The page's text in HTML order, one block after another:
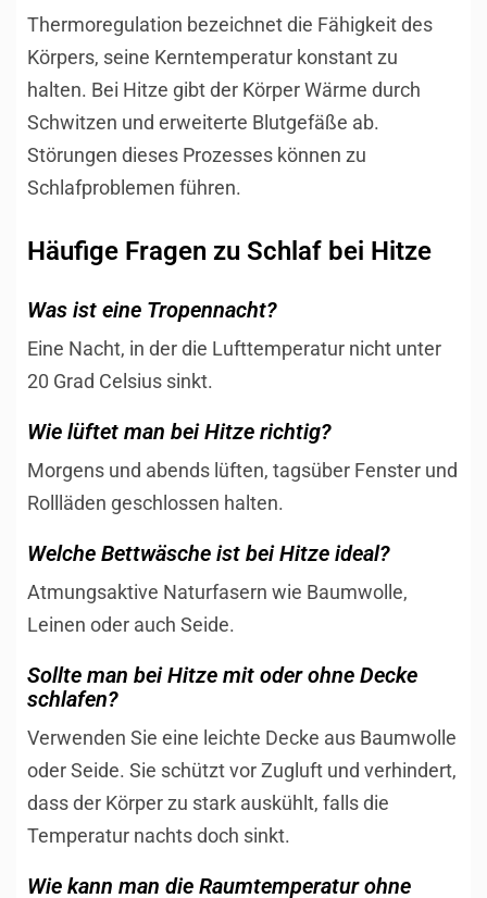
Thermoregulation bezeichnet die Fähigkeit des
Körpers, seine Kerntemperatur konstant zu
halten. Bei Hitze gibt der Körper Wärme durch
Schwitzen und erweiterte Blutgefäße ab.
Störungen dieses Prozesses können zu
Schlafproblemen führen.
Häufige Fragen zu Schlaf bei Hitze
Was ist eine Tropennacht?
Eine Nacht, in der die Lufttemperatur nicht unter
20 Grad Celsius sinkt.
Wie lüftet man bei Hitze richtig?
Morgens und abends lüften, tagsüber Fenster und
Rollläden geschlossen halten.
Welche Bettwäsche ist bei Hitze ideal?
Atmungsaktive Naturfasern wie Baumwolle,
Leinen oder auch Seide.
Sollte man bei Hitze mit oder ohne Decke
schlafen?
Verwenden Sie eine leichte Decke aus Baumwolle
oder Seide. Sie schützt vor Zugluft und verhindert,
dass der Körper zu stark auskühlt, falls die
Temperatur nachts doch sinkt.
Wie kann man die Raumtemperatur ohne